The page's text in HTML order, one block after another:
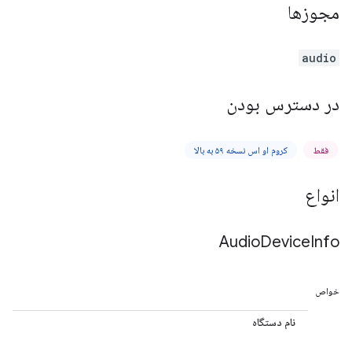
مجوزها
audio
در دسترس بودن
فقط کروم او اس نسخه ۵۹ به بالا
انواع
AudioDeviceInfo
خواص
نام دستگاه